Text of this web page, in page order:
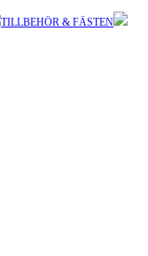
TILLBEHÖR & FÄSTEN